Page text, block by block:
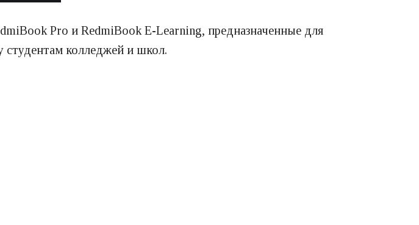
Pro и RedmiBook E-Learning, предназначенные для
колледжей и школ.